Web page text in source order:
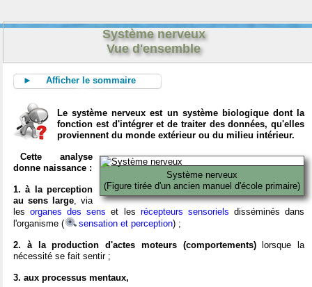
Système nerveux
Vue d'ensemble
► Afficher le sommaire
Le système nerveux est un système biologique dont la
fonction est d'intégrer et de traiter des données, qu'elles
proviennent du monde extérieur ou du milieu intérieur.
Système nerveux
(Figure tirée d'un ancien manuel d'école primaire)
Cette analyse
donne naissance :
1. à la perception
au sens large, via
lesorganes des sens et les récepteurs sensoriels disséminés dans
l'organisme (
sensation et perception) ;
2. à la production d'actes moteurs (comportements)lorsque la
nécessité se fait sentir ;
3. aux processus mentaux,